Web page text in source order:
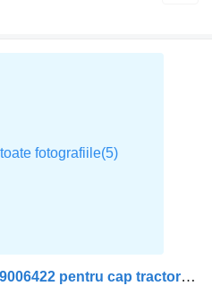
Aer conditionat auto 81619006422 pentru cap tractor MAN TGA